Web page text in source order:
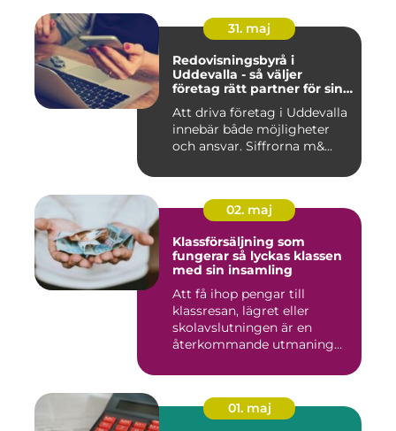
31. maj
Redovisningsbyrå i
Uddevalla - så väljer
företag rätt partner för sin
Att driva företag i Uddevalla
innebär både möjligheter
och ansvar. Siffrorna m&...
02. maj
Klassförsäljning som
fungerar så lyckas klassen
med sin insamling
Att få ihop pengar till
klassresan, lägret eller
skolavslutningen är en
återkommande utmaning
01. maj